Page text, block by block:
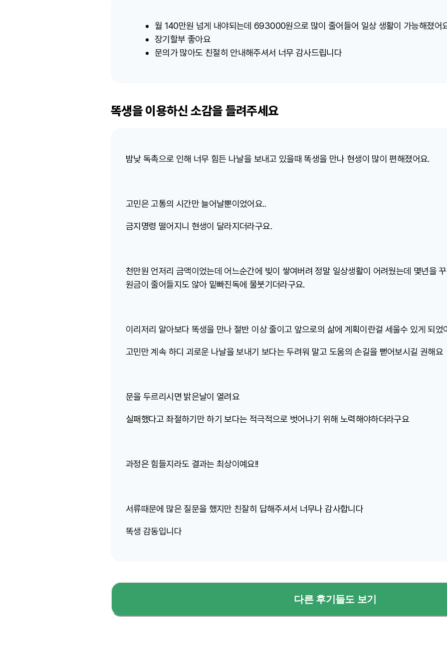
월 140만원 넘게 내야되는데 693000원으로 많이 줄어들어 일상 생활이 가능해졌어
장기할부 좋아요
문의가 많아도 친절히 안내해주셔서 너무 감사드립니다
똑생을 이용하신 소감을 들려주세요
밤낮 독촉으로 인해 너무 힘든 나날을 보내고 있을때 똑생을 만나 현생이 많이 편해졌어요.
고민은 고통의 시간만 늘어날뿐이었어요..
금지명령 떨어지니 현생이 달라지더라구요.
천만원 언저리 금액이었는데 어느순간에 빚이 쌓여버려 정말 일상생활이 어려웠는데 몇년을
원금이 줄어들지도 않아 밑빠진독에 물붓기더라구요.
이리저리 알아보다 똑생을 만나 절반 이상 줄이고 앞으로의 삶에 계획이란걸 세울수 있게 되었
고민만 계속 하디 괴로운 나날을 보내기 보다는 두려워 말고 도움의 손길을 뻗어보시길 권해요
문을 두르리시면 밝은날이 열려요
실패했다고 좌절하기만 하기 보다는 적극적으로 벗어나기 위해 노력해야하더라구요
과정은 힘들지라도 결과는 최상이예요!!
서류때문에 많은 질문을 했지만 친잘히 답해주셔서 너무나 감사합니다
똑생 감동입니다
다른 후기들도 보기